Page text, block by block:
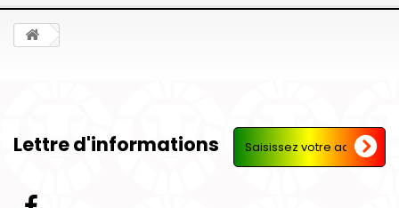
Lettre d'informations